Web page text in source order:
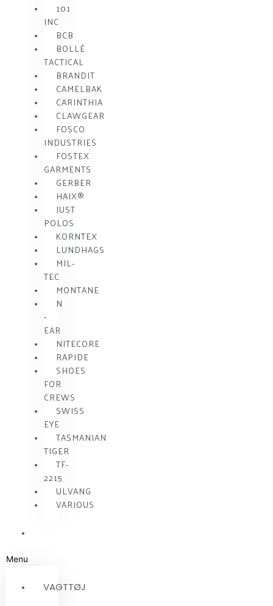
101
INC
BCB
BOLLÉ
TACTICAL
BRANDIT
CAMELBAK
CARINTHIA
CLAWGEAR
FOSCO
INDUSTRIES
FOSTEX
GARMENTS
GERBER
HAIX®
JUST
POLOS
KORNTEX
LUNDHAGS
MIL-
TEC
MONTANE
N
•
EAR
NITECORE
RAPIDE
SHOES
FOR
CREWS
SWISS
EYE
TASMANIAN
TIGER
TF-
2215
ULVANG
VARIOUS
Menu
VAGTTØJ